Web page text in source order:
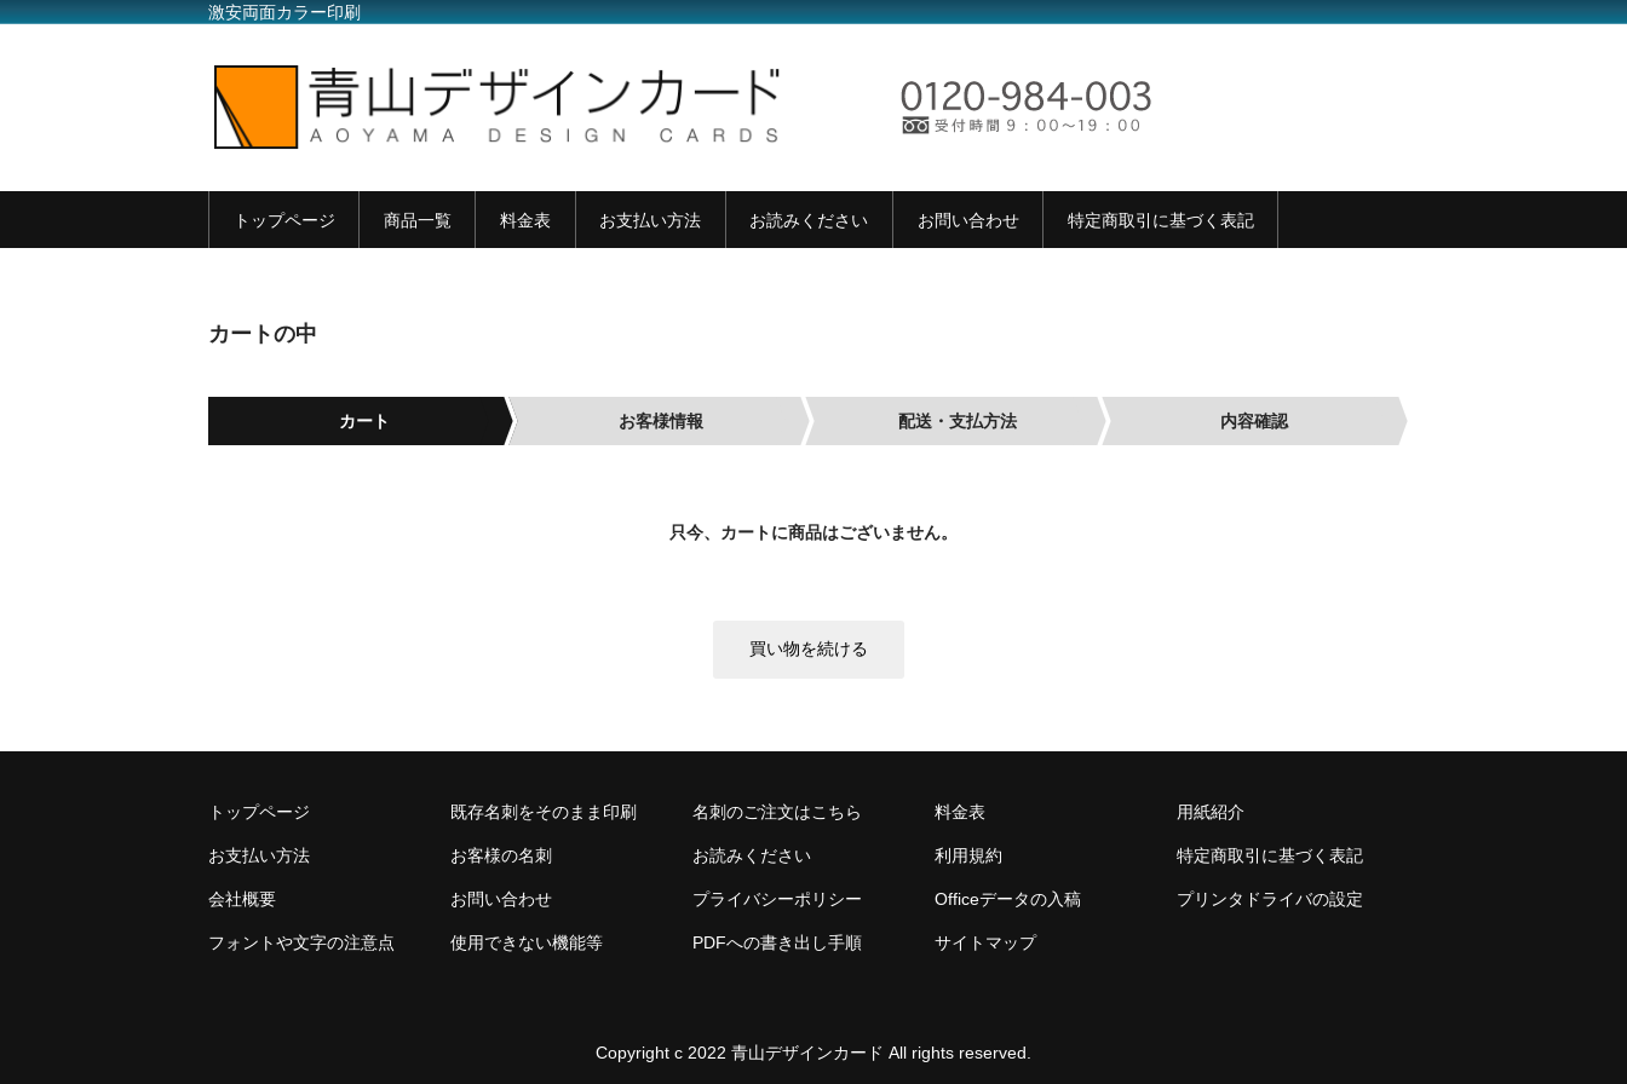
激安両面カラー印刷
トップページ 商品一覧 料金表 お支払い方法 お読みください お問い合わせ 特定商取引に基づく表記
カートの中
カート お客様情報 配送・支払方法 内容確認
只今、カートに商品はございません。
トップページ 既存名刺をそのまま印刷 名刺のご注文はこちら 料金表 用紙紹介
お支払い方法 お客様の名刺 お読みください 利用規約 特定商取引に基づく表記
会社概要 お問い合わせ プライバシーポリシー Officeデータの入稿 プリンタドライバの設定
フォントや文字の注意点 使用できない機能等 PDFへの書き出し手順 サイトマップ
Copyright c 2022 青山デザインカード All rights reserved.